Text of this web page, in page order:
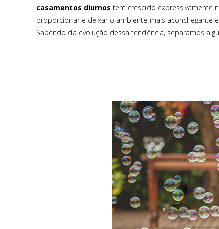
casamentos diurnos tem crescido expressivamente
proporcionar e deixar o ambiente mais aconchegante
Sabendo da evolução dessa tendência, separamos